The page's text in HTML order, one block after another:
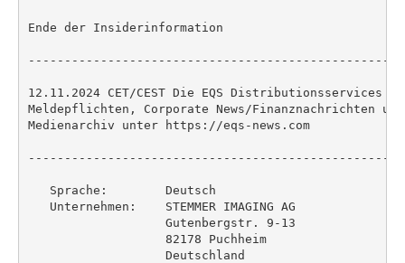
Ende der Insiderinformation
12.11.2024 CET/CEST Die EQS Distributionsservices
Meldepflichten, Corporate News/Finanznachrichten
Medienarchiv unter https://eqs-news.com
   Sprache:        Deutsch
   Unternehmen:    STEMMER IMAGING AG
                   Gutenbergstr. 9-13
                   82178 Puchheim
                   Deutschland